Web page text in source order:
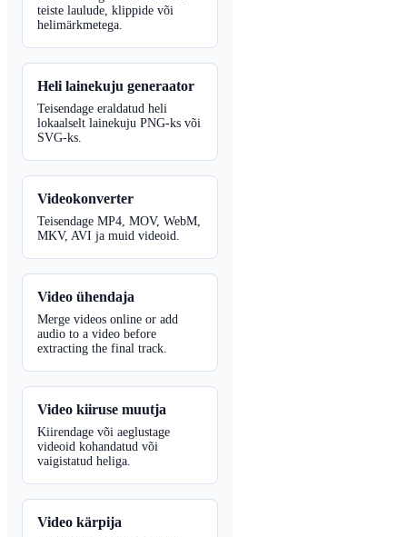
teiste laulude, klippide või
helimärkmetega.
Heli lainekuju generaator
Teisendage eraldatud heli
lokaalselt lainekuju PNG-ks või
SVG-ks.
Videokonverter
Teisendage MP4, MOV, WebM,
MKV, AVI ja muid videoid.
Video ühendaja
Merge videos online or add
audio to a video before
extracting the final track.
Video kiiruse muutja
Kiirendage või aeglustage
videoid kohandatud või
vaigistatud heliga.
Video kärpija